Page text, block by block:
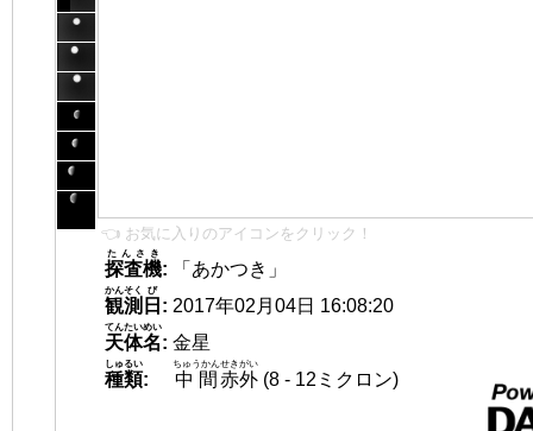
👈 お気に入りのアイコンをクリック！
探査機
たんさき
:
「あかつき」
観測
かんそく
日
び
: 2017年02月04日 16:08:20
天体名
てんたいめい
: 金星
種類
しゅるい
: 中間
ちゅうかん
赤外
せきがい
(8 - 12ミクロン)